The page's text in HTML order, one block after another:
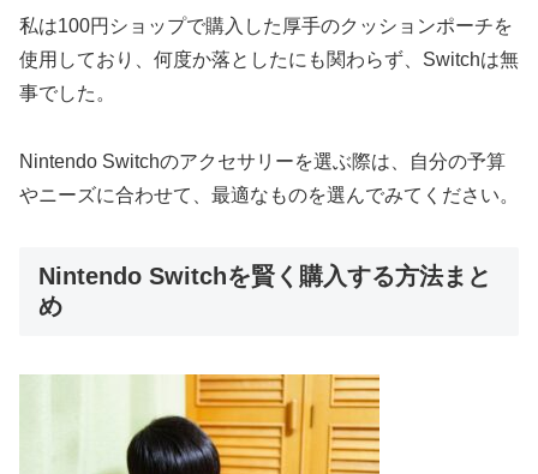
私は100円ショップで購入した厚手のクッションポーチを
使用しており、何度か落としたにも関わらず、Switchは無
事でした。
Nintendo Switchのアクセサリーを選ぶ際は、自分の予算
やニーズに合わせて、最適なものを選んでみてください。
Nintendo Switchを賢く購入する方法まと
め